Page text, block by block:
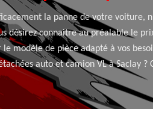
la panne de votre voiture,
désirez connaitre au préalable le
modèle de pièce adapté à vos
auto et camion VL à Saclay ?